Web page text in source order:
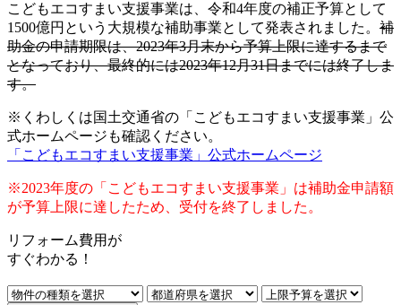
こどもエコすまい支援事業は、令和4年度の補正予算として
1500億円という大規模な補助事業として発表されました。 補
助金の申請期限は、2023年3月末から予算上限に達するまで
となっており、最終的には2023年12月31日までには終了しま
す。
※くわしくは国土交通省の「こどもエコすまい支援事業」公
式ホームページも確認ください。
「こどもエコすまい支援事業」公式ホームページ
※2023年度の「こどもエコすまい支援事業」は補助金申請額
が予算上限に達したため、受付を終了しました。
リフォーム費用 が
すぐわかる！